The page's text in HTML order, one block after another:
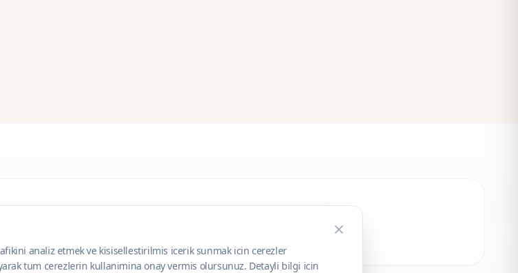
analiz etmek ve kisisellestirilmis icerik sunmak icin cerezler
tum cerezlerin kullanimina onay vermis olursunuz. Detayli bilgi icin